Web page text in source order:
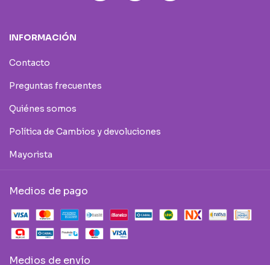
INFORMACIÓN
Contacto
Preguntas frecuentes
Quiénes somos
Política de Cambios y devoluciones
Mayorista
Medios de pago
Medios de envío